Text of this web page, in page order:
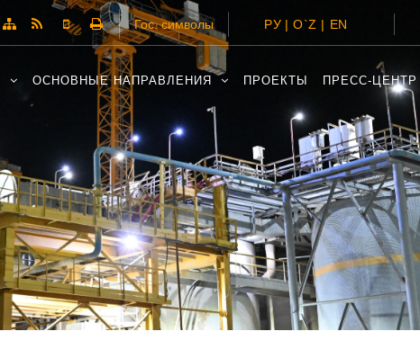
Гос. символы РУ | O`Z | EN
ОСНОВНЫЕ НАПРАВЛЕНИЯ ПРОЕКТЫ ПРЕСС-ЦЕНТР